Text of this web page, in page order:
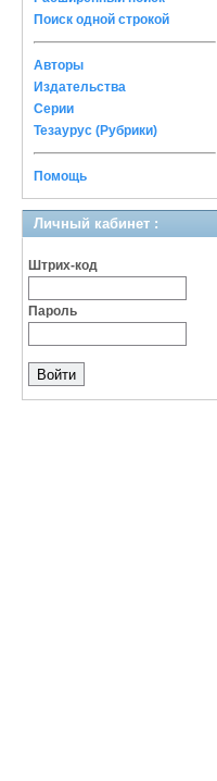
Поиск одной строкой
Авторы
Издательства
Серии
Тезаурус (Рубрики)
Помощь
Личный кабинет :
Штрих-код
Пароль